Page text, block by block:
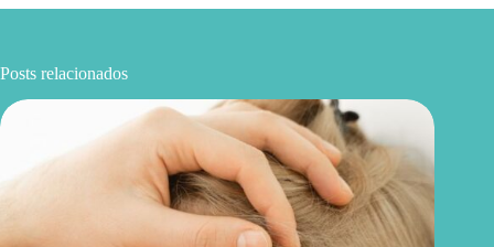
Posts relacionados